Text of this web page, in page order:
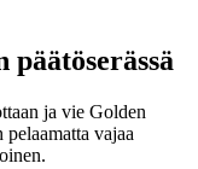
ja vie Golden
vajaa